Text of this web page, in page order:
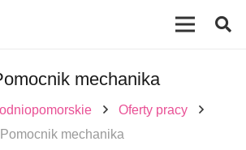
mechanika
Oferty pracy
mechanika